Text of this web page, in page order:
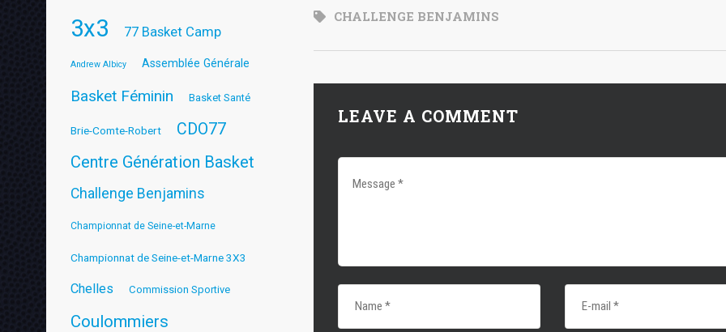
CHALLENGE BENJAMINS
LEAVE A COMMENT
3x3 77 Basket Camp
Andrew Albicy Assemblée Générale
Basket Féminin Basket Santé
Brie-Comte-Robert CDO77
Centre Génération Basket
Challenge Benjamins
Championnat de Seine-et-Marne
Championnat de Seine-et-Marne 3X3
Chelles Commission Sportive
Coulommiers